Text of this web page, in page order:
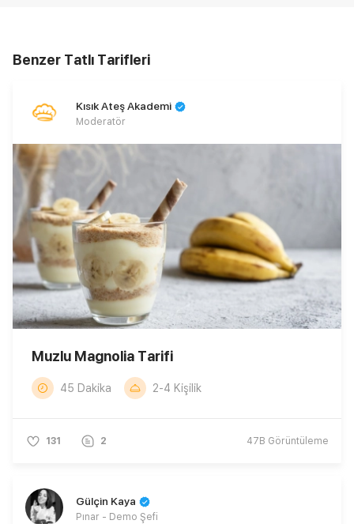
Benzer Tatlı Tarifleri
Kısık Ateş Akademi
Moderatör
Muzlu Magnolia Tarifi
45 Dakika 2-4 Kişilik
131 2 47B Görüntüleme
Gülçin Kaya
Pınar - Demo Şefi